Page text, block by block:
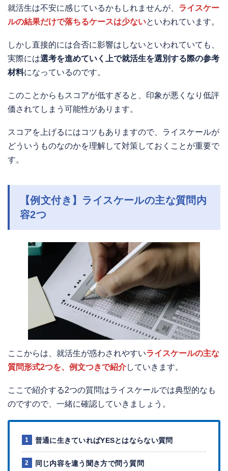
就活生は不安に感じているかもしれませんが、 ライスケー
ルの結果だけで落ちるケースは少ないといわれています。
しかし直接的には合否に影響はしないといわれていても、
実際には選考を進めていく上で就活生を選別する際の参考
材料になっているのです。
このことからもスコアが低すぎると、印象が悪くなり低評
価されてしまう可能性があります。
スコアを上げるにはコツもありますので、ライスケールが
どういうものなのかを理解して対策しておくことが重要で
す。
【例文付き】ライスケールの主な質問内
容2つ
ここからは、就活生が惑わされやすいライスケールの主な
質問形式2つを、例文つきで紹介していきます。
ここで紹介する2つの質問はライスケールでは典型的なも
のですので、一緒に確認していきましょう。
普通に生きていればYESとはならない質問
同じ内容を違う聞き方で問う質問